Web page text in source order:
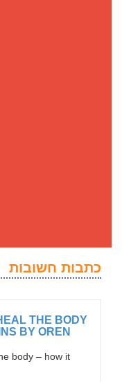
כתבות חשובות
THE BODY
BY OREN
body – how it...